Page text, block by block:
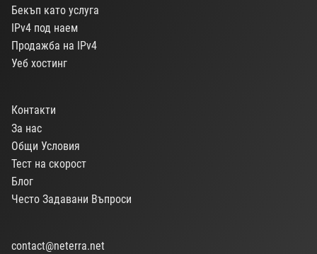
Бекъп като услуга
IPv4 под наем
Продажба на IPv4
Уеб хостинг
Контакти
За нас
Общи Условия
Тест на скорост
Блог
Често Задавани Въпроси
contact@neterra.net